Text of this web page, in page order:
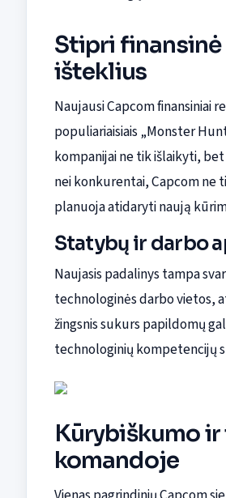
Stipri finansinė
išteklius
Naujausi Capcom finansiniai
populiariaisiais „Monster
kompanijai ne tik išlaikyti,
nei konkurentai, Capcom ne
planuoja atidaryti naują
Statybų ir darbo
Naujasis padalinys tampa
technologinės darbo vietos,
žingsnis sukurs papildomų
technologinių kompetencijų
Kūrybiškumo
komandoje